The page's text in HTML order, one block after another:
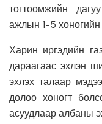
тогтоомжийн
ажлын 1-5 хоногийн
Харин иргэдийн
дараагаас эхлэн
эхлэх талаар
долоо хоногт
асуудлаар албаны